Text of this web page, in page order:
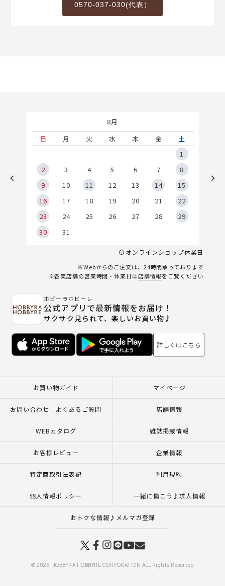
0570-037-030(代表）
8月
日
月 火 水 木 金
土
1
2
3 4 5 6 7
8
9
10 11 12 13 14
15
16
17 18 19 20 21
22
23
24 25 26 27 28
29
30
31
オンラインショップ休業日
※Webからのご注文は、24時間承っております
※各実店舗の営業時間・休業日は店舗情報をご覧ください
ホビーラホビーレ
公式アプリで最新情報をお届け！
サクサク見られて、楽しいお買い物♪
詳しくはこちら
お買い物ガイド マイページ
お問い合わせ - よくあるご質問 店舗情報
WEBカタログ 雑誌掲載情報
お客様レビュー 企業情報
特定商取引法表記 利用規約
個人情報ポリシー 一緒に働こう♪求人情報
おトクな情報♪メルマガ登録
© 2026 HOBBYRA HOBBYRE CORPORATION ALL Rights Reserved